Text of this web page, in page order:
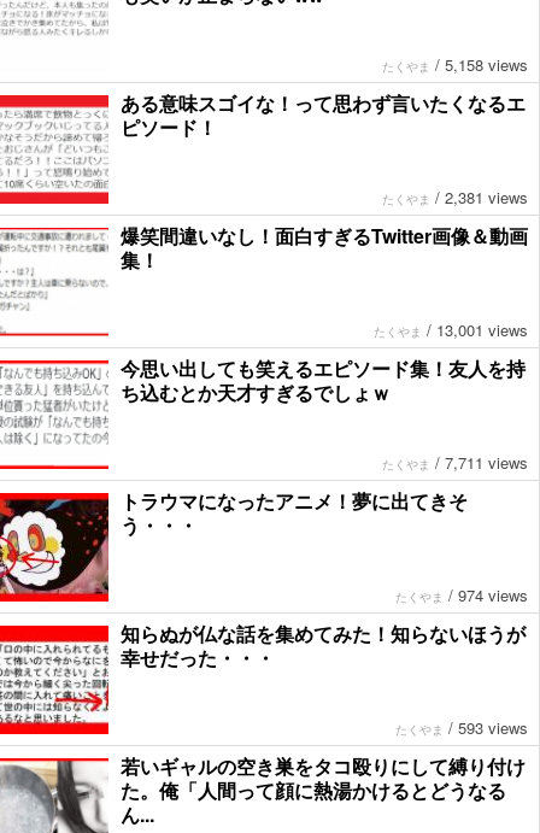
たくやま / 5,158 views
ある意味スゴイな！って思わず言いたくなるエ
ピソード！
たくやま / 2,381 views
爆笑間違いなし！面白すぎるTwitter画像＆動画
集！
たくやま / 13,001 views
今思い出しても笑えるエピソード集！友人を持
ち込むとか天才すぎるでしょｗ
たくやま / 7,711 views
トラウマになったアニメ！夢に出てきそ
う・・・
たくやま / 974 views
知らぬが仏な話を集めてみた！知らないほうが
幸せだった・・・
たくやま / 593 views
若いギャルの空き巣をタコ殴りにして縛り付け
た。俺「人間って顔に熱湯かけるとどうなる
ん...